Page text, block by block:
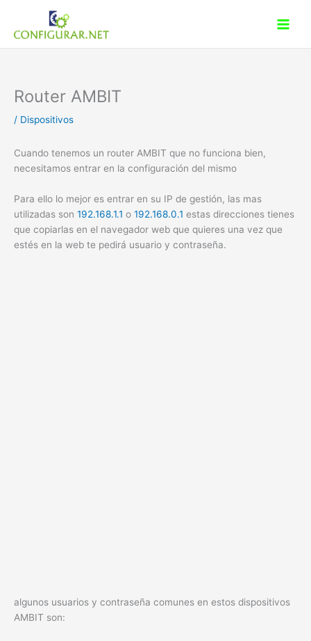
contenido
Router AMBIT
/ Dispositivos
Cuando tenemos un router AMBIT que no funciona bien,
necesitamos entrar en la configuración del mismo
Para ello lo mejor es entrar en su IP de gestión, las mas
utilizadas son 192.168.1.1 o 192.168.0.1 estas direcciones tienes
que copiarlas en el navegador web que quieres una vez que
estés en la web te pedirá usuario y contraseña.
algunos usuarios y contraseña comunes en estos dispositivos
AMBIT son: